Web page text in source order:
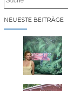
cNEUESTE BEITRÄGE